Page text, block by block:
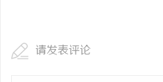
请发表评论